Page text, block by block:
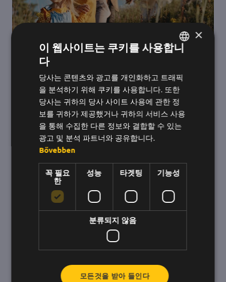
세대 차이
X, Y, Z 세대의 일반적인 특징을 종합하여 이들 그
룹의 사고와 요구사항에 한 걸음 더 가까이 다가가
기 위해 세 가지 직장인 프로필을 설명했습니다.
영어
×
이 웹사이트는 쿠키를 사용합니
다
당사는 콘텐츠와 광고를 개인화하고 트래픽
을 분석하기 위해 쿠키를 사용합니다. 또한
당사는 귀하의 당사 사이트 사용에 관한 정
보를 귀하가 제공했거나 귀하의 서비스 사용
을 통해 수집한 다른 정보와 결합할 수 있는
광고 및 분석 파트너와 공유합니다.
Bővebben
꼭 필요
한
성능 타겟팅 기능성
분류되지 않음
모든것을 받아 들인다